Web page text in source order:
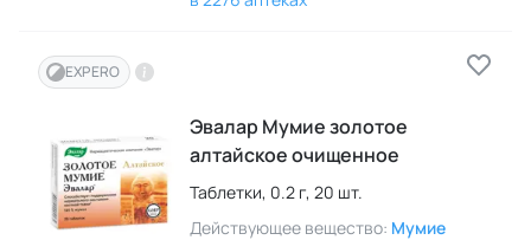
EXPERO
Эвалар Мумие золотое
алтайское очищенное
Таблетки, 0.2 г, 20 шт.
Действующее вещество: Мумие